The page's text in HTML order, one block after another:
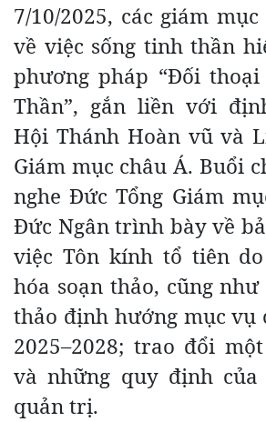
7/10/2025, các giám
về việc sống tinh thần
phương pháp “Đối
Thần”, gắn liền với
Hội Thánh Hoàn vũ và
Giám mục châu Á. Buổi
nghe Đức Tổng Giám
Đức Ngân trình bày về
việc Tôn kính tổ tiên
hóa soạn thảo, cũng
thảo định hướng mục vụ
2025–2028; trao đổi
và những quy định của
quản trị.